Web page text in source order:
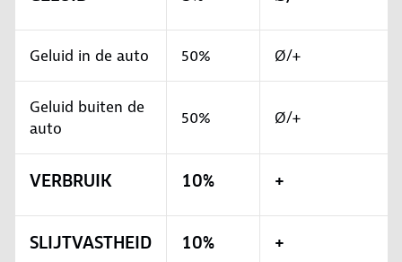
Geluid in de auto 50% Ø/+
Geluid buiten de
auto
50% Ø/+
VERBRUIK 10% +
SLIJTVASTHEID 10% +